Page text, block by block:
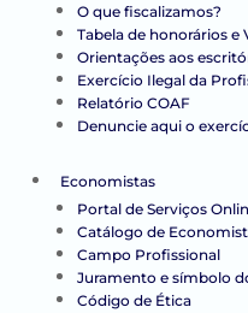
O que fiscalizamos?
Tabela de honorários e
Orientações aos
Exercício Ilegal da
Relatório COAF
Denuncie aqui o
Economistas
Portal de Serviços
Catálogo de
Campo Profissional
Juramento e símbolo
Código de Ética